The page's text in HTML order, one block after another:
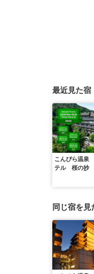
最近見た宿
こんぴら温泉
テル 桜の抄
同じ宿を